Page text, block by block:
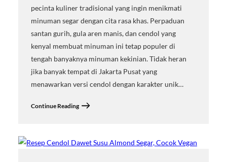
pecinta kuliner tradisional yang ingin menikmati
minuman segar dengan cita rasa khas. Perpaduan
santan gurih, gula aren manis, dan cendol yang
kenyal membuat minuman ini tetap populer di
tengah banyaknya minuman kekinian. Tidak heran
jika banyak tempat di Jakarta Pusat yang
menawarkan versi cendol dengan karakter unik…
Continue Reading